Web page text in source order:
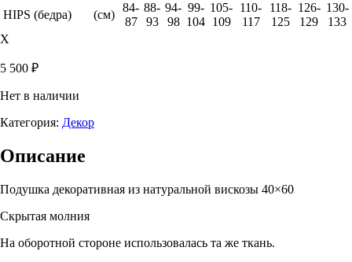
HIPS (бедра)
(см)
84-
87
88-
93
94-
98
99-
104
105-
109
110-
117
118-
125
126-
129
130-
133
X
5 500 ₽
Нет в наличии
Категория: Декор
Описание
Подушка декоративная из натуральной вискозы 40×60
Скрытая молния
На оборотной стороне использовалась та же ткань.